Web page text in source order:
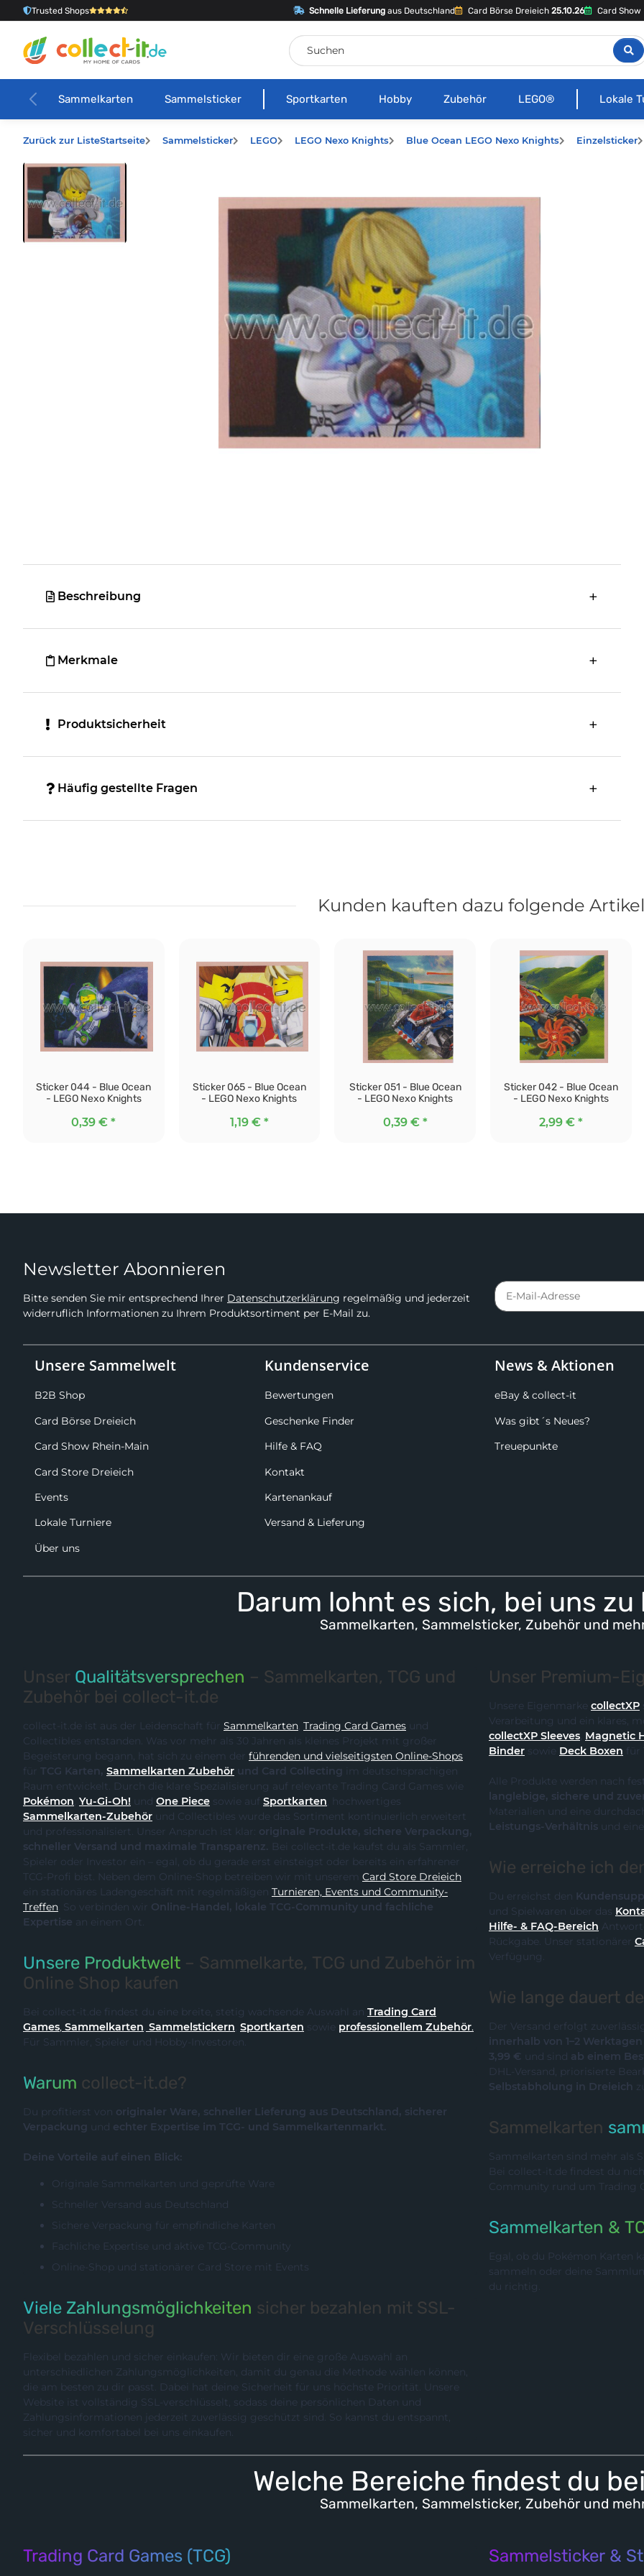
Trusted Shops Schnelle Lieferungaus Deutschland Card Börse Dreieich 25.10.26 Card
Sammelkarten Sammelsticker Sportkarten Hobby Zubehör LEGO® Lokale
Zurück zur ListeStartseite Sammelsticker LEGO LEGO Nexo Knights Blue Ocean LEGO Nexo Knights Einzelsticker
Beschreibung
Merkmale
Produktsicherheit
Häufig gestellte Fragen
Kunden kauften dazu folgende
Sticker 044 - Blue Ocean
- LEGO Nexo Knights
0,39 €*
Sticker 065 - Blue Ocean
- LEGO Nexo Knights
1,19 € *
Sticker 051 - Blue Ocean
- LEGO Nexo Knights
0,39 € *
Sticker 042 - Blue Ocean
- LEGO Nexo Knights
2,99 € *
Newsletter Abonnieren
Bitte senden Sie mir entsprechend Ihrer Datenschutzerklärung regelmäßig und jederzeit
widerruflich Informationen zu Ihrem Produktsortiment per E-Mail zu.
Unsere Sammelwelt
B2B Shop
Card Börse Dreieich
Card Show Rhein-Main
Card Store Dreieich
Events
Lokale Turniere
Über uns
Kundenservice
Bewertungen
Geschenke Finder
Hilfe & FAQ
Kontakt
Kartenankauf
Versand & Lieferung
News & Aktionen
eBay & collect-it
Was gibt´s Neues?
Treuepunkte
Darum lohnt es sich, bei uns
Sammelkarten, Sammelsticker, Zubehör und
Unser Qualitätsversprechen – Sammelkarten, TCG und
Zubehör bei collect-it.de
collect-it.de ist aus der Leidenschaft für Sammelkarten, Trading Card Games und
Collectibles entstanden. Was vor mehr als 30 Jahren als kleines Projekt mit großer
Begeisterung begann, hat sich zu einem der führenden und vielseitigsten Online-Shops
für TCG Karten, Sammelkarten Zubehör und Card Collecting
im deutschsprachigen
Raum entwickelt. Durch die klare Spezialisierung auf relevante Trading Card Games wie
Pokémon, Yu-Gi-Oh! und One Piece sowie auf Sportkarten , hochwertiges
Sammelkarten-Zubehör
und professionalisiert. Unser Anspruch ist klar: originale Produkte, sichere Verpackung,
schneller Versand und maximale Transparenz. Bei collect-it.de kaufst du als Sammler,
Spieler oder Investor ein – egal, ob du gerade erst einsteigst oder bereits ein erfahrener
TCG-Profi bist. Neben dem Online-Shop betreiben wir mit unserem
Card Store Dreieich
ein stationäres Ladengeschäft mit regelmäßigen Turnieren, Events und Community-
Treffen. So verbinden wir Online-Handel, lokale TCG-Community und fachliche
Expertise an einem Ort.
Unsere Produktwelt – Sammelkarte, TCG und Zubehör im
Online Shop kaufen
Bei collect-it.de findest du eine breite, stetig wachsende Auswahl an Trading Card
Games, Sammelkarten, Sammelstickern, Sportkarten sowie professionellem Zubehör.
Für Sammler, Spieler und Hobby-Investoren.
Warum collect-it.de?
Du profitierst von originaler Ware, schneller Lieferung aus Deutschland, sicherer
Verpackung und echter Expertise im TCG- und Sammelkartenmarkt.
Deine Vorteile auf einen Blick:
Originale Sammelkarten und geprüfte Ware
Schneller Versand aus Deutschland
Sichere Verpackung für empfindliche Karten
Fachliche Expertise und aktive TCG-Community
Online-Shop und stationärer Card Store mit Events
Viele Zahlungsmöglichkeiten sicher bezahlen mit SSL-
Verschlüsselung
Flexibel bezahlen und sicher einkaufen: Wir bieten dir eine große Auswahl an
unterschiedlichen Zahlungsmöglichkeiten, damit du genau die Methode wählen können,
die am besten zu dir passt. Dabei hat deine Sicherheit für uns höchste Priorität. Unsere
Website ist vollständig SSL-verschlüsselt, sodass deine persönlichen Daten und
Zahlungsinformationen jederzeit zuverlässig geschützt sind. So kannst du entspannt,
sicher und komfortabel bei uns einkaufen.
Unser Premium-
Unsere Eigenmarke collectXP
Verarbeitung und ein klares,
collectXP Sleeves, Magnetic
Binder sowie Deck Boxen für
Alle Produkte werden nach
langlebige, sichere und
Materialien und eine
Leistungs-Verhältnis und
Wie erreiche ich
Du erreichst den
und Spielwaren über das
Hilfe- & FAQ-Bereich
Rückgabe. Unser stationärer
Verfügung.
Wie lange dauert
Der Versand erfolgt
innerhalb von 1–2
3,99 € und sind ab einem
DHL-Versand, priorisierte
Selbstabholung in Dreieich
Sammelkarten
Sammelkarten sind mehr als
Bei collect-it.de findest du
Community rund um Trading
Sammelkarten &
Egal, ob du Pokémon Karten
sammeln oder deine
du richtig.
Welche Bereiche findest du
Sammelkarten, Sammelsticker, Zubehör und
Trading Card Games (TCG) Sammelsticker &